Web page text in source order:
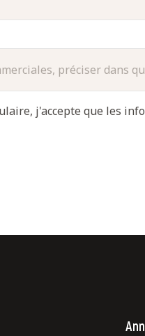
j'accepte que les